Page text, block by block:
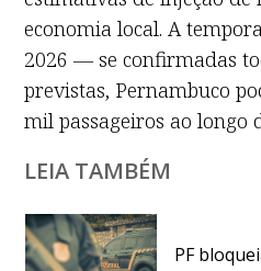
economia local. A
2026 — se confirmadas
previstas, Pernambuco
mil passageiros ao longo
LEIA TAMBÉM
PF